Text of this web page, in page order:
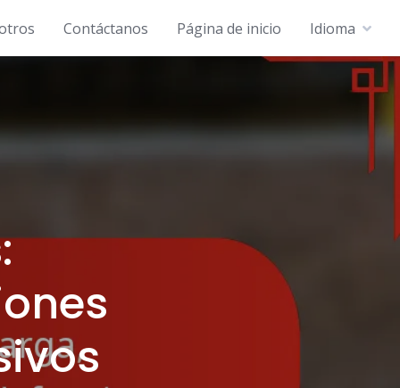
Contáctanos Página de inicio Idioma